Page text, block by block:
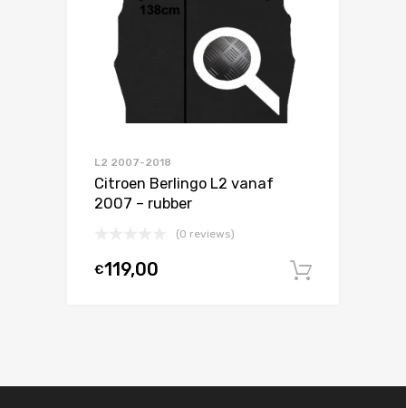
L2 2007-2018
Citroen Berlingo L2 vanaf
2007 – rubber
(0 reviews)
€119,00